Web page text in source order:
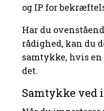
og IP for
Har du
rådighed, kan du
samtykke, hvis
det.
Samtykke ved